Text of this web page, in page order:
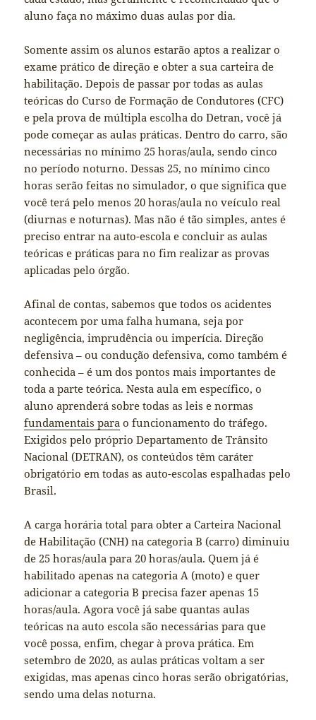
aluno faça no máximo duas aulas por dia.
Somente assim os alunos estarão aptos a realizar o
exame prático de direção e obter a sua carteira de
habilitação. Depois de passar por todas as aulas
teóricas do Curso de Formação de Condutores (CFC)
e pela prova de múltipla escolha do Detran, você já
pode começar as aulas práticas. Dentro do carro, são
necessárias no mínimo 25 horas/aula, sendo cinco
no período noturno. Dessas 25, no mínimo cinco
horas serão feitas no simulador, o que significa que
você terá pelo menos 20 horas/aula no veículo real
(diurnas e noturnas). Mas não é tão simples, antes é
preciso entrar na auto-escola e concluir as aulas
teóricas e práticas para no fim realizar as provas
aplicadas pelo órgão.
Afinal de contas, sabemos que todos os acidentes
acontecem por uma falha humana, seja por
negligência, imprudência ou imperícia. Direção
defensiva – ou condução defensiva, como também é
conhecida – é um dos pontos mais importantes de
toda a parte teórica. Nesta aula em específico, o
aluno aprenderá sobre todas as leis e normas
fundamentais para o funcionamento do tráfego.
Exigidos pelo próprio Departamento de Trânsito
Nacional (DETRAN), os conteúdos têm caráter
obrigatório em todas as auto-escolas espalhadas pelo
Brasil.
A carga horária total para obter a Carteira Nacional
de Habilitação (CNH) na categoria B (carro) diminuiu
de 25 horas/aula para 20 horas/aula. Quem já é
habilitado apenas na categoria A (moto) e quer
adicionar a categoria B precisa fazer apenas 15
horas/aula. Agora você já sabe quantas aulas
teóricas na auto escola são necessárias para que
você possa, enfim, chegar à prova prática. Em
setembro de 2020, as aulas práticas voltam a ser
exigidas, mas apenas cinco horas serão obrigatórias,
sendo uma delas noturna.